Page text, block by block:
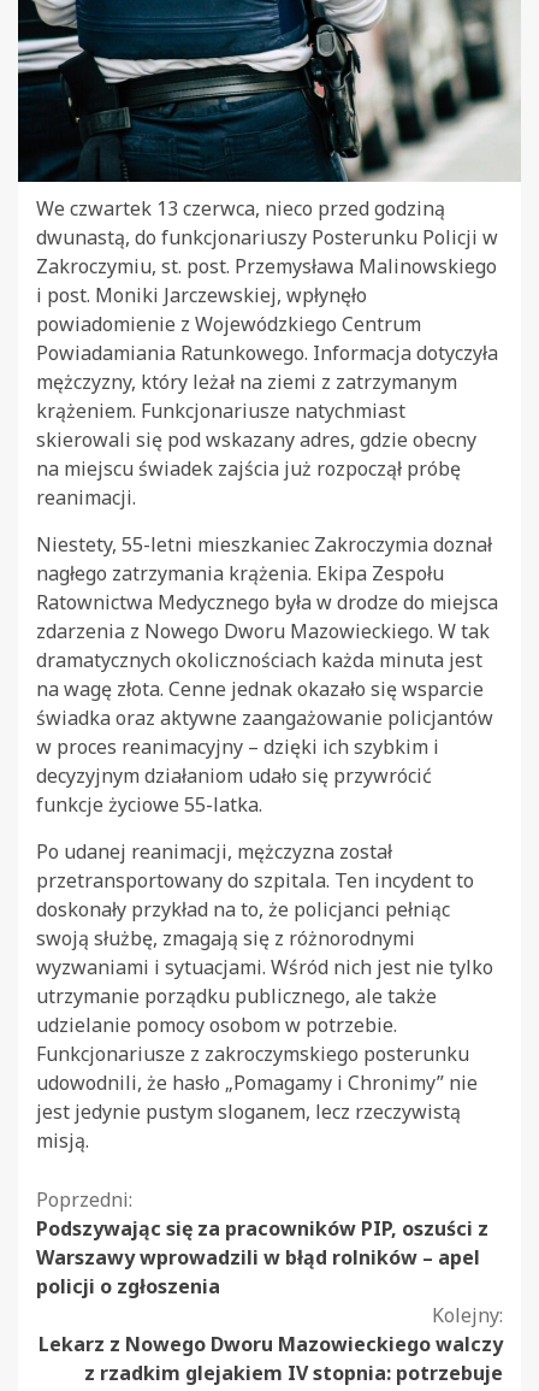
We czwartek 13 czerwca, nieco przed godziną
dwunastą, do funkcjonariuszy Posterunku Policji w
Zakroczymiu, st. post. Przemysława Malinowskiego
i post. Moniki Jarczewskiej, wpłynęło
powiadomienie z Wojewódzkiego Centrum
Powiadamiania Ratunkowego. Informacja dotyczyła
mężczyzny, który leżał na ziemi z zatrzymanym
krążeniem. Funkcjonariusze natychmiast
skierowali się pod wskazany adres, gdzie obecny
na miejscu świadek zajścia już rozpoczął próbę
reanimacji.
Niestety, 55-letni mieszkaniec Zakroczymia doznał
nagłego zatrzymania krążenia. Ekipa Zespołu
Ratownictwa Medycznego była w drodze do miejsca
zdarzenia z Nowego Dworu Mazowieckiego. W tak
dramatycznych okolicznościach każda minuta jest
na wagę złota. Cenne jednak okazało się wsparcie
świadka oraz aktywne zaangażowanie policjantów
w proces reanimacyjny – dzięki ich szybkim i
decyzyjnym działaniom udało się przywrócić
funkcje życiowe 55-latka.
Po udanej reanimacji, mężczyzna został
przetransportowany do szpitala. Ten incydent to
doskonały przykład na to, że policjanci pełniąc
swoją służbę, zmagają się z różnorodnymi
wyzwaniami i sytuacjami. Wśród nich jest nie tylko
utrzymanie porządku publicznego, ale także
udzielanie pomocy osobom w potrzebie.
Funkcjonariusze z zakroczymskiego posterunku
udowodnili, że hasło „Pomagamy i Chronimy” nie
jest jedynie pustym sloganem, lecz rzeczywistą
misją.
Kontynuuj
czytanie
Poprzedni:
Podszywając się za pracowników PIP, oszuści z
Warszawy wprowadzili w błąd rolników – apel
policji o zgłoszenia
Kolejny:
Lekarz z Nowego Dworu Mazowieckiego walczy
z rzadkim glejakiem IV stopnia: potrzebuje